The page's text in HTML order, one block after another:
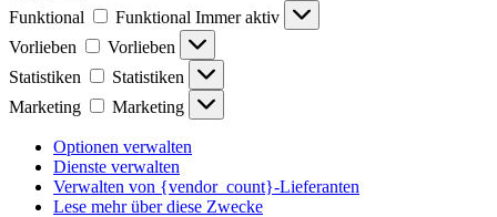
Funktional
Funktional Immer aktiv
Vorlieben
Vorlieben
Statistiken
Statistiken
Marketing
Marketing
Optionen verwalten
Dienste verwalten
Verwalten von {vendor_count}-Lieferanten
Lese mehr über diese Zwecke